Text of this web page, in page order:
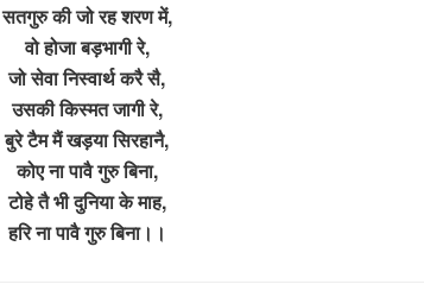
सतगुरु की जो रह शरण में,
वो होजा बड़भागी रे,
जो सेवा निस्वार्थ करै सै,
उसकी किस्मत जागी रे,
बुरे टैम मैं खड़या सिरहानै,
कोए ना पावै गुरु बिना,
टोहे तै भी दुनिया के माह,
हरि ना पावै गुरु बिना।।